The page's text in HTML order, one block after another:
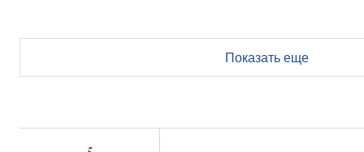
Показать еще